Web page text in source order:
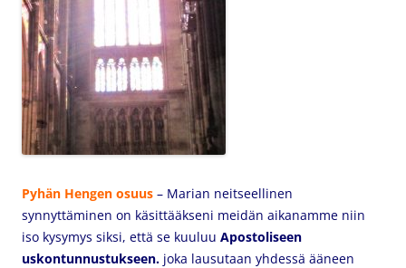
Pyhän Hengen osuus – Marian neitseellinen
synnyttäminen on käsittääkseni meidän aikanamme niin
iso kysymys siksi, että se kuuluu Apostoliseen
uskontunnustukseen. joka lausutaan yhdessä ääneen